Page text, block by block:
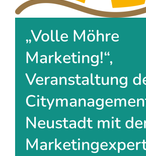
„Volle Möhre
Marketing!“,
Veranstaltung
Neustadt mit